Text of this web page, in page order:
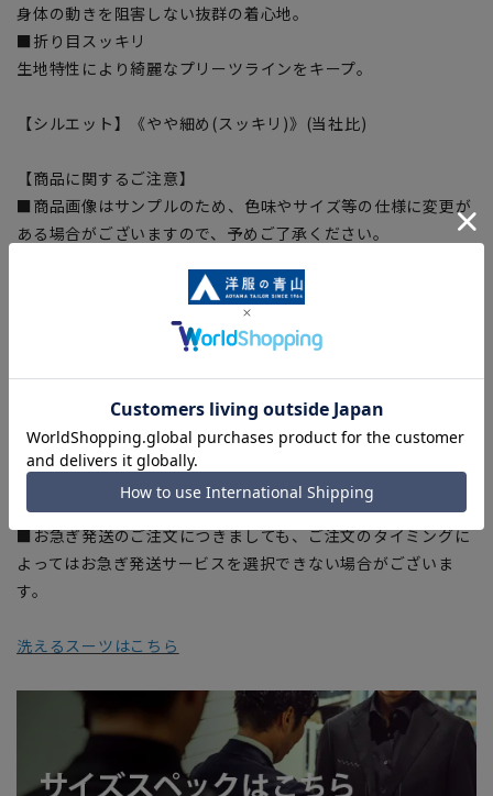
身体の動きを阻害しない抜群の着心地。
■折り目スッキリ
生地特性により綺麗なプリーツラインをキープ。
【シルエット】《やや細め(スッキリ)》(当社比)
【商品に関するご注意】
■商品画像はサンプルのため、色味やサイズ等の仕様に変更が
ある場合がございますので、予めご了承ください。
入の目安としてご利用ください。
■ブラウザやお使いのモニター環境、室内外等の撮影時の環境
下での光加減により、実際の商品と掲載画像の色味が異なる場
■生地や仕様・デザインにより、着用感や実際のサイズ表に若
干の誤差が生じる場合がございます。予めご了承ください。
■店舗や各モールサイトと商品在庫を共有しております関係
上、ご注文いただいたタイミングにより欠品が発生し、ご注文
を完了できない場合がございます。予めご了承ください。
■お急ぎ発送のご注文につきましても、ご注文のタイミングに
よってはお急ぎ発送サービスを選択できない場合がございま
す。
洗えるスーツはこちら